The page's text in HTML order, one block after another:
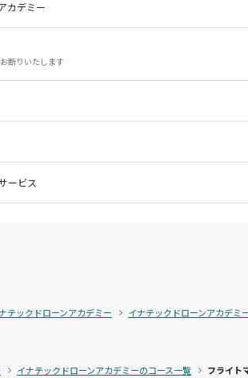
カデミー
断りいたします
ービス
テックドローンアカデミー
イナテックドローンアカデミ
イナテックドローンアカデミーのコース一覧 フライト